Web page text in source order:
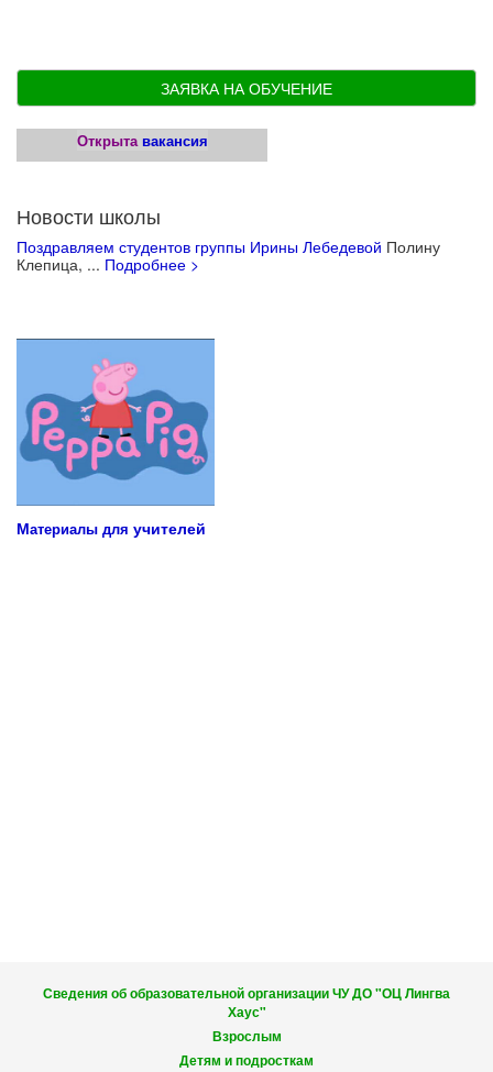
ЗАЯВКА НА ОБУЧЕНИЕ
Открыта вакансия
Новости школы
Поздравляем студентов группы Ирины Лебедевой Полину
Клепица, ... Подробнее >
Материалы для учителей
Сведения об образовательной организации ЧУ ДО "ОЦ Лингва
Хаус"
Взрослым
Детям и подросткам